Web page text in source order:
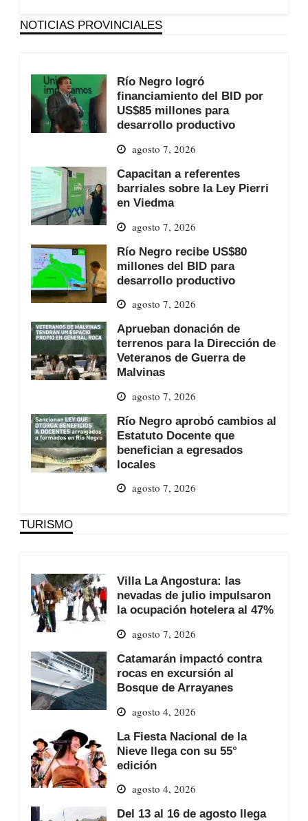
NOTICIAS PROVINCIALES
Río Negro logró
financiamiento del BID por
US$85 millones para
desarrollo productivo
agosto 7, 2026
Capacitan a referentes
barriales sobre la Ley Pierri
en Viedma
agosto 7, 2026
Río Negro recibe US$80
millones del BID para
desarrollo productivo
agosto 7, 2026
Aprueban donación de
terrenos para la Dirección de
Veteranos de Guerra de
Malvinas
agosto 7, 2026
Río Negro aprobó cambios al
Estatuto Docente que
benefician a egresados
locales
agosto 7, 2026
TURISMO
Villa La Angostura: las
nevadas de julio impulsaron
la ocupación hotelera al 47%
agosto 7, 2026
Catamarán impactó contra
rocas en excursión al
Bosque de Arrayanes
agosto 4, 2026
La Fiesta Nacional de la
Nieve llega con su 55°
edición
agosto 4, 2026
Del 13 al 16 de agosto llega